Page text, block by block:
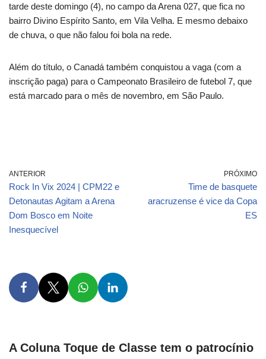
tarde deste domingo (4), no campo da Arena 027, que fica no
bairro Divino Espírito Santo, em Vila Velha. E mesmo debaixo
de chuva, o que não falou foi bola na rede.
Além do título, o Canadá também conquistou a vaga (com a
inscrição paga) para o Campeonato Brasileiro de futebol 7, que
está marcado para o mês de novembro, em São Paulo.
ANTERIOR
Rock In Vix 2024 | CPM22 e
Detonautas Agitam a Arena
Dom Bosco em Noite
Inesquecível
PRÓXIMO
Time de basquete
aracruzense é vice da Copa
ES
A Coluna Toque de Classe tem o patrocínio